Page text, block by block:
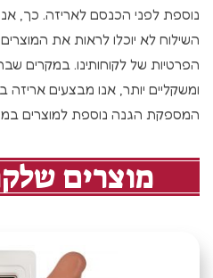
נוספת לפני הכנסם לאריזה. כך,
השילוח לא יוכלו לראות את
הפרטיות של לקוחותינו. במקרים
ומשקליים יותר, אנו מבצעים אריזה
המספקת הגנה נוספת למוצרים
מוצרים